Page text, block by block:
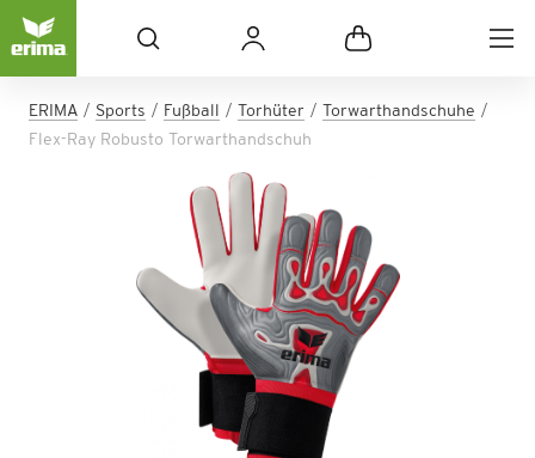
ERIMA Sports Fußball Torhüter
Torwarthandschuhe
Flex-Ray Robusto Torwarthandschuh